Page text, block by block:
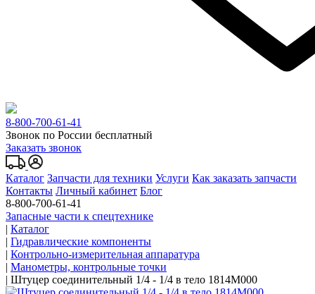
8-800-700-61-41
Звонок по России бесплатный
Заказать звонок
Каталог Запчасти для техники Услуги Как заказать запчасти
Контакты Личный кабинет Блог
8-800-700-61-41
Запасные части к спецтехнике
| Каталог
| Гидравлические компоненты
| Контрольно-измерительная аппаратура
| Манометры, контрольные точки
| Штуцер соединительный 1/4 - 1/4 в тело 1814M000